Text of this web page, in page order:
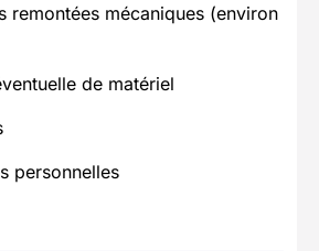
remontées mécaniques (environ
de matériel
personnelles